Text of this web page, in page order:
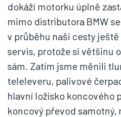
dokáží motorku úplně
mimo distributora BMW
v průběhu naší cesty
servis, protože si většinu
sám. Zatím jsme měnili
teleleveru, palivové
hlavní ložisko koncového
koncový převod samotný,